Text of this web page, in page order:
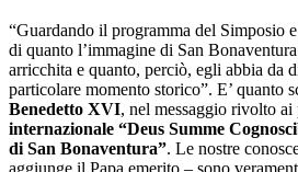
“Guardando il programma del Simposio
di quanto l’immagine di San
arricchita e quanto, perciò, egli abbia da
particolare momento storico”. E’ quanto
Benedetto XVI, nel messaggio rivolto ai
internazionale “Deus Summe
di San Bonaventura”. Le nostre
aggiunge il Papa emerito – sono